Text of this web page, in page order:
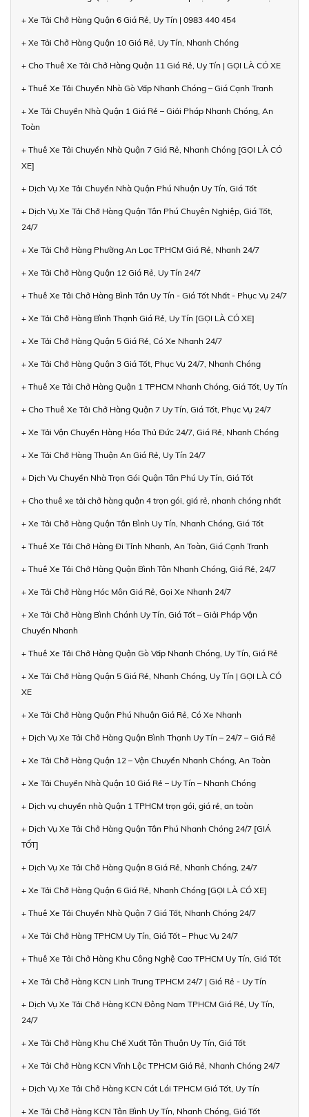
+ Xe Tải Chở Hàng Quận 6 Giá Rẻ, Uy Tín | 0983 440 454
+ Xe Tải Chở Hàng Quận 10 Giá Rẻ, Uy Tín, Nhanh Chóng
+ Cho Thuê Xe Tải Chở Hàng Quận 11 Giá Rẻ, Uy Tín | GỌI LÀ CÓ XE
+ Thuê Xe Tải Chuyển Nhà Gò Vấp Nhanh Chóng – Giá Cạnh Tranh
+ Xe Tải Chuyển Nhà Quận 1 Giá Rẻ – Giải Pháp Nhanh Chóng, An
Toàn
+ Thuê Xe Tải Chuyển Nhà Quận 7 Giá Rẻ, Nhanh Chóng [GỌI LÀ CÓ
XE]
+ Dịch Vụ Xe Tải Chuyển Nhà Quận Phú Nhuận Uy Tín, Giá Tốt
+ Dịch Vụ Xe Tải Chở Hàng Quận Tân Phú Chuyên Nghiệp, Giá Tốt,
24/7
+ Xe Tải Chở Hàng Phường An Lạc TPHCM Giá Rẻ, Nhanh 24/7
+ Xe Tải Chở Hàng Quận 12 Giá Rẻ, Uy Tín 24/7
+ Thuê Xe Tải Chở Hàng Bình Tân Uy Tín - Giá Tốt Nhất - Phục Vụ 24/7
+ Xe Tải Chở Hàng Bình Thạnh Giá Rẻ, Uy Tín [GỌI LÀ CÓ XE]
+ Xe Tải Chở Hàng Quận 5 Giá Rẻ, Có Xe Nhanh 24/7
+ Xe Tải Chở Hàng Quận 3 Giá Tốt, Phục Vụ 24/7, Nhanh Chóng
+ Thuê Xe Tải Chở Hàng Quận 1 TPHCM Nhanh Chóng, Giá Tốt, Uy Tín
+ Cho Thuê Xe Tải Chở Hàng Quận 7 Uy Tín, Giá Tốt, Phục Vụ 24/7
+ Xe Tải Vận Chuyển Hàng Hóa Thủ Đức 24/7, Giá Rẻ, Nhanh Chóng
+ Xe Tải Chở Hàng Thuận An Giá Rẻ, Uy Tín 24/7
+ Dịch Vụ Chuyển Nhà Trọn Gói Quận Tân Phú Uy Tín, Giá Tốt
+ Cho thuê xe tải chở hàng quận 4 trọn gói, giá rẻ, nhanh chóng nhất
+ Xe Tải Chở Hàng Quận Tân Bình Uy Tín, Nhanh Chóng, Giá Tốt
+ Thuê Xe Tải Chở Hàng Đi Tỉnh Nhanh, An Toàn, Giá Cạnh Tranh
+ Thuê Xe Tải Chở Hàng Quận Bình Tân Nhanh Chóng, Giá Rẻ, 24/7
+ Xe Tải Chở Hàng Hóc Môn Giá Rẻ, Gọi Xe Nhanh 24/7
+ Xe Tải Chở Hàng Bình Chánh Uy Tín, Giá Tốt – Giải Pháp Vận
Chuyển Nhanh
+ Thuê Xe Tải Chở Hàng Quận Gò Vấp Nhanh Chóng, Uy Tín, Giá Rẻ
+ Xe Tải Chở Hàng Quận 5 Giá Rẻ, Nhanh Chóng, Uy Tín | GỌI LÀ CÓ
XE
+ Xe Tải Chở Hàng Quận Phú Nhuận Giá Rẻ, Có Xe Nhanh
+ Dịch Vụ Xe Tải Chở Hàng Quận Bình Thạnh Uy Tín – 24/7 – Giá Rẻ
+ Xe Tải Chở Hàng Quận 12 – Vận Chuyển Nhanh Chóng, An Toàn
+ Xe Tải Chuyển Nhà Quận 10 Giá Rẻ – Uy Tín – Nhanh Chóng
+ Dịch vụ chuyển nhà Quận 1 TPHCM trọn gói, giá rẻ, an toàn
+ Dịch Vụ Xe Tải Chở Hàng Quận Tân Phú Nhanh Chóng 24/7 [GIÁ
TỐT]
+ Dịch Vụ Xe Tải Chở Hàng Quận 8 Giá Rẻ, Nhanh Chóng, 24/7
+ Xe Tải Chở Hàng Quận 6 Giá Rẻ, Nhanh Chóng [GỌI LÀ CÓ XE]
+ Thuê Xe Tải Chuyển Nhà Quận 7 Giá Tốt, Nhanh Chóng 24/7
+ Xe Tải Chở Hàng TPHCM Uy Tín, Giá Tốt – Phục Vụ 24/7
+ Thuê Xe Tải Chở Hàng Khu Công Nghệ Cao TPHCM Uy Tín, Giá Tốt
+ Xe Tải Chở Hàng KCN Linh Trung TPHCM 24/7 | Giá Rẻ - Uy Tín
+ Dịch Vụ Xe Tải Chở Hàng KCN Đông Nam TPHCM Giá Rẻ, Uy Tín,
24/7
+ Xe Tải Chở Hàng Khu Chế Xuất Tân Thuận Uy Tín, Giá Tốt
+ Xe Tải Chở Hàng KCN Vĩnh Lộc TPHCM Giá Rẻ, Nhanh Chóng 24/7
+ Dịch Vụ Xe Tải Chở Hàng KCN Cát Lái TPHCM Giá Tốt, Uy Tín
+ Xe Tải Chở Hàng KCN Tân Bình Uy Tín, Nhanh Chóng, Giá Tốt